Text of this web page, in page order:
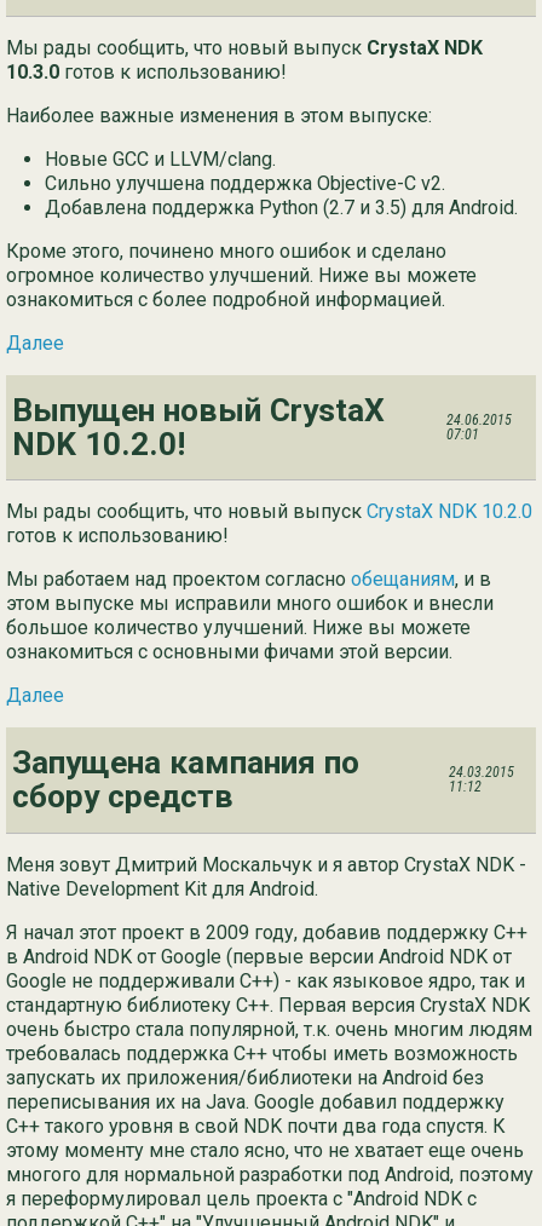
Мы рады сообщить, что новый выпуск CrystaX NDK
10.3.0 готов к использованию!
Наиболее важные изменения в этом выпуске:
Новые GCC и LLVM/clang.
Сильно улучшена поддержка Objective-C v2.
Добавлена поддержка Python (2.7 и 3.5) для Android.
Кроме этого, починено много ошибок и сделано
огромное количество улучшений. Ниже вы можете
ознакомиться с более подробной информацией.
Далее
Выпущен новый CrystaX
NDK 10.2.0!
24.06.2015
07:01
Мы рады сообщить, что новый выпуск CrystaX NDK 10.2.0
готов к использованию!
Мы работаем над проектом согласно обещаниям, и в
этом выпуске мы исправили много ошибок и внесли
большое количество улучшений. Ниже вы можете
ознакомиться с основными фичами этой версии.
Далее
Запущена кампания по
сбору средств
24.03.2015
11:12
Меня зовут Дмитрий Москальчук и я автор CrystaX NDK -
Native Development Kit для Android.
Я начал этот проект в 2009 году, добавив поддержку C++
в Android NDK от Google (первые версии Android NDK от
Google не поддерживали C++) - как языковое ядро, так и
стандартную библиотеку C++. Первая версия CrystaX NDK
очень быстро стала популярной, т.к. очень многим людям
требовалась поддержка C++ чтобы иметь возможность
запускать их приложения/библиотеки на Android без
переписывания их на Java. Google добавил поддержку
C++ такого уровня в свой NDK почти два года спустя. К
этому моменту мне стало ясно, что не хватает еще очень
многого для нормальной разработки под Android, поэтому
я переформулировал цель проекта с "Android NDK с